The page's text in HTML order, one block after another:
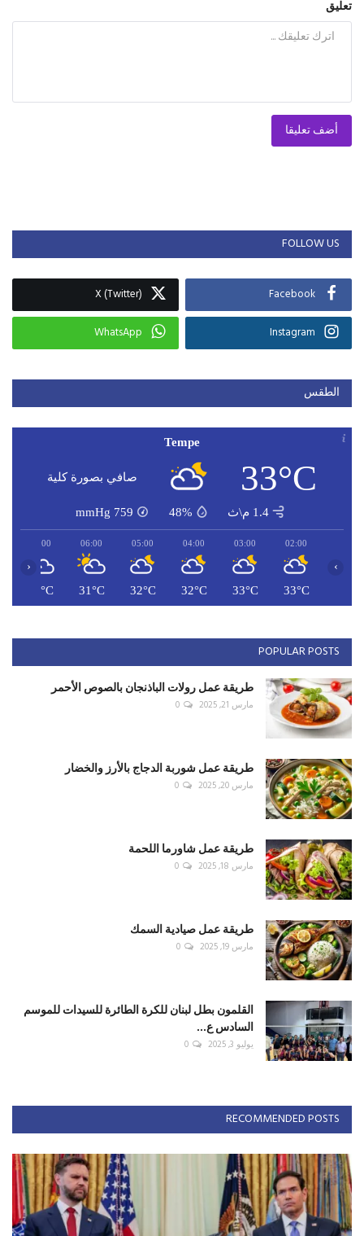
تعليق
أضف تعليقا
FOLLOW US
Facebook
X (Twitter)
Instagram
WhatsApp
الطقس
Tempe
33°C صافي بصورة كلية
1.4 م\ث 48%
759
mmHg
02:00
33°C
03:00
33°C
04:00
32°C
05:00
32°C
06:00
31°C
07:00
32°C
‹ ›
POPULAR POSTS
طريقة عمل رولات الباذنجان بالصوص الأحمر
مارس 21, 2025 0
طريقة عمل شوربة الدجاج بالأرز والخضار
مارس 20, 2025 0
طريقة عمل شاورما اللحمة
مارس 18, 2025 0
طريقة عمل صيادية السمك
مارس 19, 2025 0
القلمون بطل لبنان للكرة الطائرة للسيدات للموسم
السادس ع...
يوليو 3, 2025 0
RECOMMENDED POSTS